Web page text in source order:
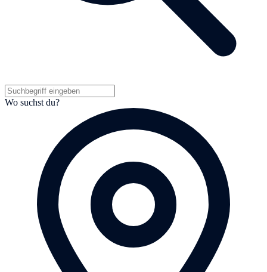
Wo suchst du?